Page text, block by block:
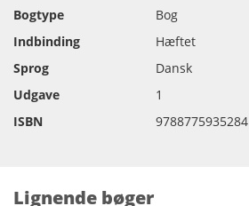
Bogtype
Bog
Indbinding
Hæftet
Sprog
Dansk
Udgave
1
ISBN
9788775935284
Lignende bøger